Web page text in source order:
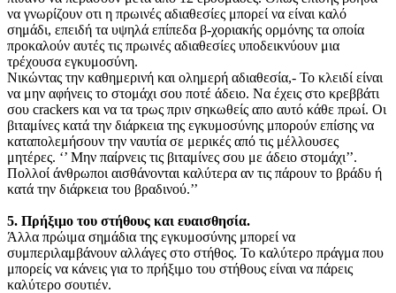
να γνωρίζουν οτι η πρωινές αδιαθεσίες μπορεί να είναι καλό
σημάδι, επειδή τα υψηλά επίπεδα β-χοριακής ορμόνης τα οποία
προκαλούν αυτές τις πρωινές αδιαθεσίες υποδεικνύουν μια
τρέχουσα εγκυμοσύνη.
Νικώντας την καθημερινή και ολημερή αδιαθεσία,- Το κλειδί είναι
να μην αφήνεις το στομάχι σου ποτέ άδειο. Να έχεις στο κρεββάτι
σου crackers και να τα τρως πριν σηκωθείς απο αυτό κάθε πρωί. Οι
βιταμίνες κατά την διάρκεια της εγκυμοσύνης μπορούν επίσης να
καταπολεμήσουν την ναυτία σε μερικές από τις μέλλουσες
μητέρες. ‘’ Μην παίρνεις τις βιταμίνες σου με άδειο στομάχι’’.
Πολλοί άνθρωποι αισθάνονται καλύτερα αν τις πάρουν το βράδυ ή
κατά την διάρκεια του βραδινού.’’
5. Πρήξιμο του στήθους και ευαισθησία.
Άλλα πρώιμα σημάδια της εγκυμοσύνης μπορεί να
συμπεριλαμβάνουν αλλάγες στο στήθος. Το καλύτερο πράγμα που
μπορείς να κάνεις για το πρήξιμο του στήθους είναι να πάρεις
καλύτερο σουτιέν.